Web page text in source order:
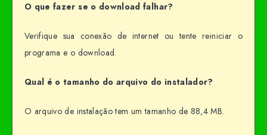
O que fazer se o download falhar?
Verifique sua conexão de internet ou tente reiniciar o
programa e o download.
Qual é o tamanho do arquivo do instalador?
O arquivo de instalação tem um tamanho de 88,4 MB.